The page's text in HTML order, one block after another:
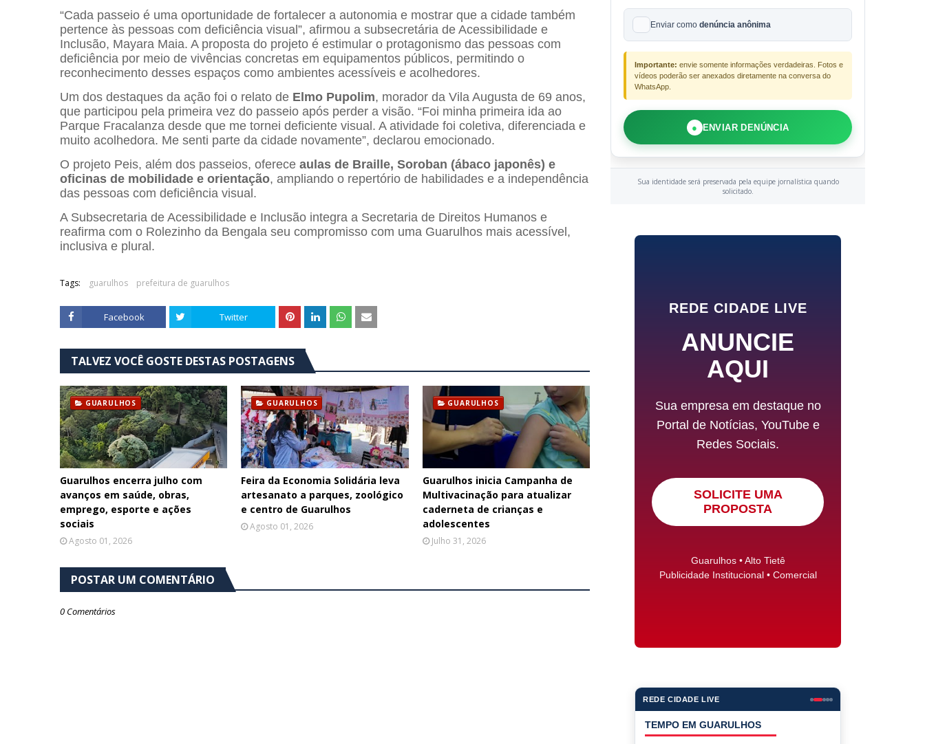
“Cada passeio é uma oportunidade de fortalecer a autonomia e mostrar que a cidade também
pertence às pessoas com deficiência visual”, afirmou a subsecretária de Acessibilidade e
Inclusão, Mayara Maia. A proposta do projeto é estimular o protagonismo das pessoas com
deficiência por meio de vivências concretas em equipamentos públicos, permitindo o
reconhecimento desses espaços como ambientes acessíveis e acolhedores.
Um dos destaques da ação foi o relato de Elmo Pupolim, morador da Vila Augusta de 69 anos,
que participou pela primeira vez do passeio após perder a visão. “Foi minha primeira ida ao
Parque Fracalanza desde que me tornei deficiente visual. A atividade foi coletiva, diferenciada e
muito acolhedora. Me senti parte da cidade novamente”, declarou emocionado.
O projeto Peis, além dos passeios, oferece aulas de Braille, Soroban (ábaco japonês) e
oficinas de mobilidade e orientação, ampliando o repertório de habilidades e a independência
das pessoas com deficiência visual.
A Subsecretaria de Acessibilidade e Inclusão integra a Secretaria de Direitos Humanos e
reafirma com o Rolezinho da Bengala seu compromisso com uma Guarulhos mais acessível,
inclusiva e plural.
Tags: guarulhos prefeitura de guarulhos
Facebook Twitter
TALVEZ VOCÊ GOSTE DESTAS POSTAGENS
GUARULHOS
Guarulhos encerra julho com
avanços em saúde, obras,
emprego, esporte e ações
sociais
Agosto 01, 2026
GUARULHOS
Feira da Economia Solidária leva
artesanato a parques, zoológico
e centro de Guarulhos
Agosto 01, 2026
GUARULHOS
Guarulhos inicia Campanha de
Multivacinação para atualizar
caderneta de crianças e
adolescentes
Julho 31, 2026
POSTAR UM COMENTÁRIO
0 Comentários
Enviar como denúncia anônima
Importante: envie somente informações verdadeiras. Fotos e
vídeos poderão ser anexados diretamente na conversa do
WhatsApp.
● ENVIAR DENÚNCIA
Sua identidade será preservada pela equipe jornalística quando
solicitado.
REDE CIDADE LIVE
ANUNCIE
AQUI
Sua empresa em destaque no
Portal de Notícias, YouTube e
Redes Sociais.
SOLICITE UMA
PROPOSTA
Guarulhos • Alto Tietê
Publicidade Institucional • Comercial
REDE CIDADE LIVE
COTAÇÕES